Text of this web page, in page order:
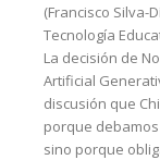
(Francisco Silva-
Tecnología
La decisión de
Artificial
discusión que
porque
sino porque